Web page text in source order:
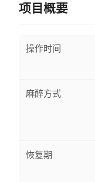
项目概要
操作时间
麻醉方式
恢复期